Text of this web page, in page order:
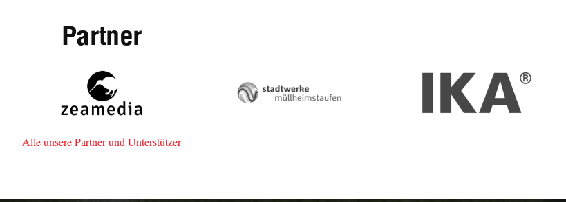
Partner
zeamedia,
Werbeagentur
aus
Staufen
Müllheim-
Staufen
IKA
Alle unsere Partner und Unterstützer